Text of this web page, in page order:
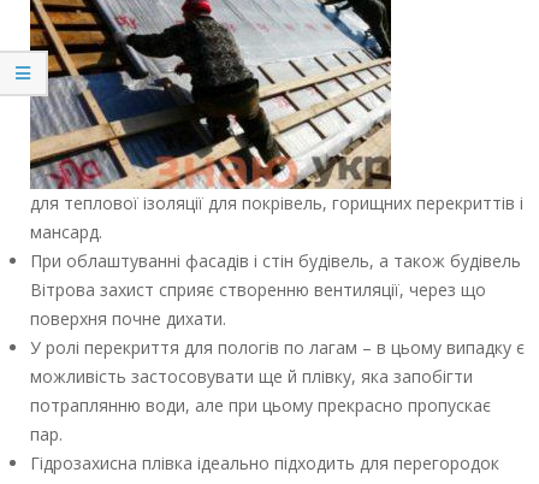
для теплової ізоляції для покрівель, горищних перекриттів і
мансард.
При облаштуванні фасадів і стін будівель, а також будівель
Вітрова захист сприяє створенню вентиляції, через що
поверхня почне дихати.
У ролі перекриття для пологів по лагам – в цьому випадку є
можливість застосовувати ще й плівку, яка запобігти
потраплянню води, але при цьому прекрасно пропускає
пар.
Гідрозахисна плівка ідеально підходить для перегородок